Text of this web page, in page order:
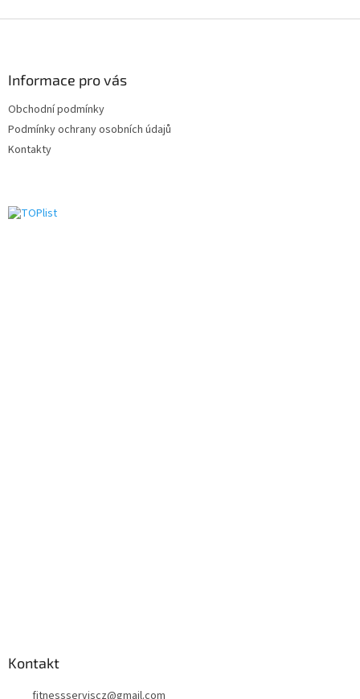
Informace pro vás
Obchodní podmínky
Podmínky ochrany osobních údajů
Kontakty
Kontakt
fitnessserviscz@gmail.com